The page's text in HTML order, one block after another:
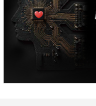
．歌德的《少年維特的煩
憂鬱的深淵
．卡謬的《異鄉人》提醒
．聖修伯里的《小王子》